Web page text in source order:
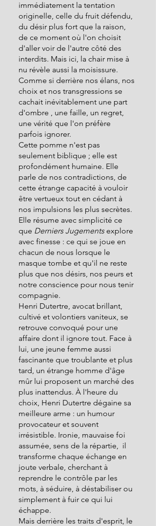
immédiatement la tentation
originelle, celle du fruit défendu,
du désir plus fort que la raison,
de ce moment où l'on choisit
d'aller voir de l'autre côté des
interdits. Mais ici, la chair mise à
nu révèle aussi la moisissure.
Comme si derrière nos élans, nos
choix et nos transgressions se
cachait inévitablement une part
d'ombre , une faille, un regret,
une vérité que l'on préfère
parfois ignorer.
Cette pomme n'est pas
seulement biblique ; elle est
profondément humaine. Elle
parle de nos contradictions, de
cette étrange capacité à vouloir
être vertueux tout en cédant à
nos impulsions les plus secrètes.
Elle résume avec simplicité ce
que Derniers Jugements explore
avec finesse : ce qui se joue en
chacun de nous lorsque le
masque tombe et qu'il ne reste
plus que nos désirs, nos peurs et
notre conscience pour nous tenir
compagnie.
Henri Dutertre, avocat brillant,
cultivé et volontiers vaniteux, se
retrouve convoqué pour une
affaire dont il ignore tout. Face à
lui, une jeune femme aussi
fascinante que troublante et plus
tard, un étrange homme d'âge
mûr lui proposent un marché des
plus inattendus. À l'heure du
choix, Henri Dutertre dégaine sa
meilleure arme : un humour
provocateur et souvent
irrésistible. Ironie, mauvaise foi
assumée, sens de la répartie,  il
transforme chaque échange en
joute verbale, cherchant à
reprendre le contrôle par les
mots, à séduire, à déstabiliser ou
simplement à fuir ce qui lui
échappe.
Mais derrière les traits d'esprit, le